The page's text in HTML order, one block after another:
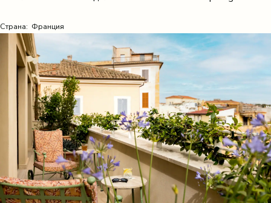
Страна: Франция